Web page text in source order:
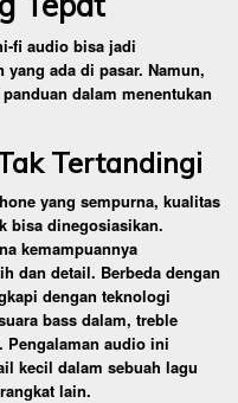
fi audio bisa jadi
ada di pasar. Namun,
dalam menentukan
Tertandingi
yang sempurna, kualitas
bisa dinegosiasikan.
kemampuannya
dan detail. Berbeda dengan
dengan teknologi
bass dalam, treble
Pengalaman audio ini
kecil dalam sebuah lagu
lain.